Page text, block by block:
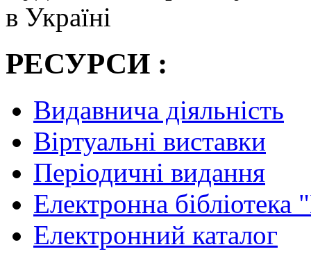
в Україні
РЕСУРСИ :
Видавнича діяльність
Віртуальні виставки
Періодичні видання
Електронна
Електронний каталог